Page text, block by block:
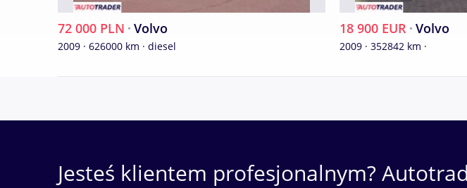
72 000 PLN · Volvo
2009 · 626000 km · diesel
18 900 EUR · Volvo
2009 · 352842 km ·
Jesteś klientem profesjonalnym?